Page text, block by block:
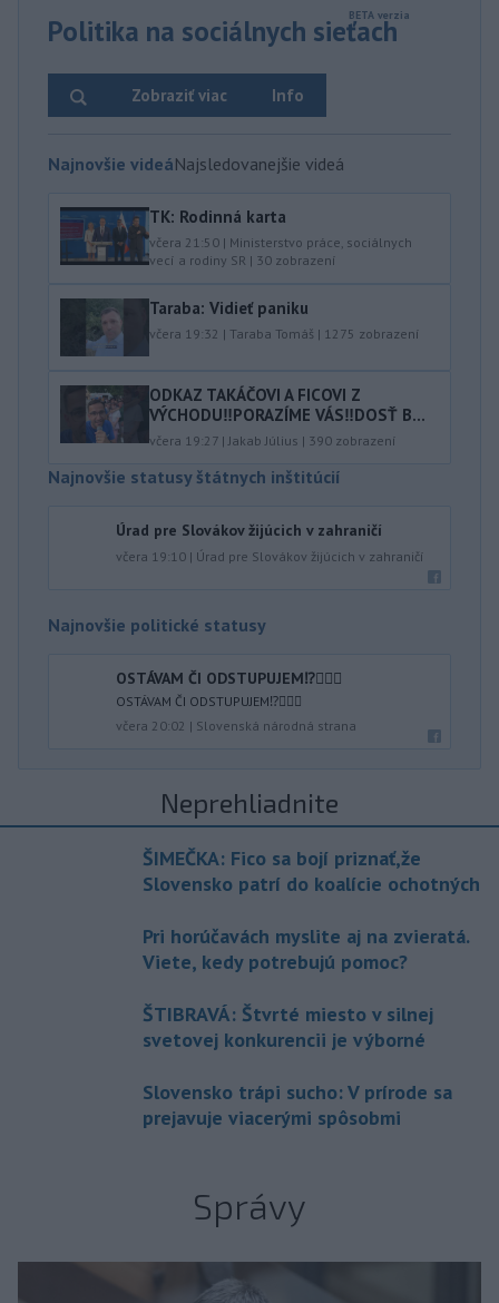
Politika na sociálnych sieťach
Info
Zobraziť viac
Najnovšie videáNajsledovanejšie videá
TK: Rodinná karta
včera 21:50 | Ministerstvo práce, sociálnych
vecí a rodiny SR | 30 zobrazení
Taraba: Vidieť paniku
včera 19:32 | Taraba Tomáš | 1275 zobrazení
ODKAZ TAKÁČOVI A FICOVI Z
VÝCHODU‼️PORAZÍME VÁS‼️DOSŤ B...
včera 19:27 |Jakab Július | 390 zobrazení
Najnovšie statusy štátnych inštitúcií
Úrad pre Slovákov žijúcich v zahraničí
včera 19:10 | Úrad pre Slovákov žijúcich v zahraničí
Najnovšie politické statusy
OSTÁVAM ČI ODSTUPUJEM⁉️🤷🏻‍♂️
OSTÁVAM ČI ODSTUPUJEM⁉️🤷🏻‍♂️
včera 20:02 | Slovenská národná strana
Neprehliadnite
ŠIMEČKA: Fico sa bojí priznať,že
Slovensko patrí do koalície ochotných
Pri horúčavách myslite aj na zvieratá.
Viete, kedy potrebujú pomoc?
ŠTIBRAVÁ: Štvrté miesto v silnej
svetovej konkurencii je výborné
Slovensko trápi sucho: V prírode sa
prejavuje viacerými spôsobmi
Správy